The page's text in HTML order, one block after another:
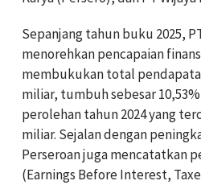
Sepanjang tahun buku 2025,
menorehkan pencapaian
membukukan total
miliar, tumbuh sebesar
perolehan tahun 2024 yang
miliar. Sejalan dengan
Perseroan juga mencatatkan
(Earnings Before Interest,